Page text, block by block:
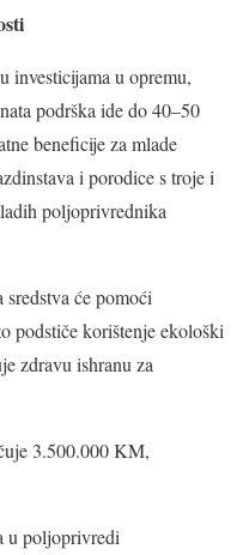
investicijama u opremu,
podrška ide do 40–50
beneficije za mlade
i porodice s troje i
poljoprivrednika
će pomoći
podstiče korištenje ekološki
zdravu ishranu za
3.500.000 KM,
u poljoprivredi